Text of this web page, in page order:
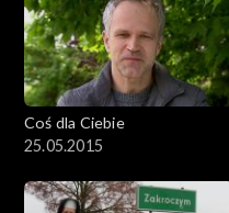
Coś dla Ciebie
25.05.2015